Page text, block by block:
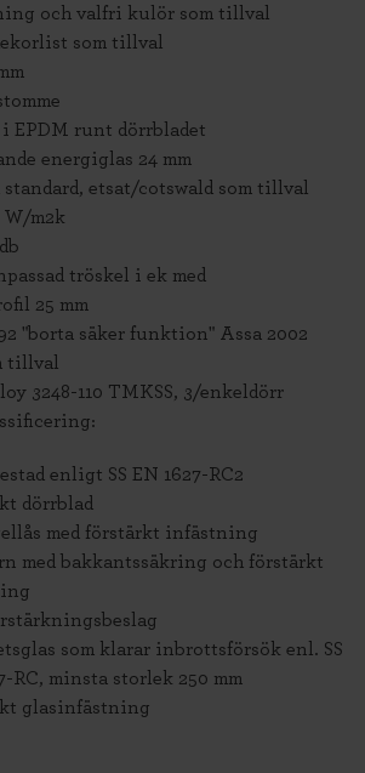
och valfri kulör som tillval
som tillval
EPDM runt dörrbladet
energiglas 24 mm
standard, etsat/cotswald som tillval
W/m2k
tröskel i ek med
25 mm
"borta säker funktion" Assa 2002
tillval
3248-110 TMKSS, 3/enkeldörr
enligt SS EN 1627-RC2
dörrblad
med förstärkt infästning
med bakkantssäkring och förstärkt
som klarar inbrottsförsök enl. SS
RC, minsta storlek 250 mm
glasinfästning